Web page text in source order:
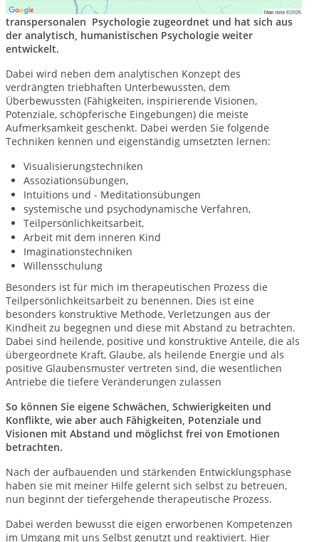
Die Psychosynthese wird der tiefenpsychologischen,
transpersonalen Psychologie zugeordnet und hat sich aus
der analytisch, humanistischen Psychologie weiter
entwickelt.
Dabei wird neben dem analytischen Konzept des
verdrängten triebhaften Unterbewussten, dem
Überbewussten (Fähigkeiten, inspirierende Visionen,
Potenziale, schöpferische Eingebungen) die meiste
Aufmerksamkeit geschenkt. Dabei werden Sie folgende
Techniken kennen und eigenständig umsetzten lernen:
Visualisierungstechniken
Assoziationsübungen,
Intuitions und - Meditationsübungen
systemische und psychodynamische Verfahren,
Teilpersönlichkeitsarbeit,
Arbeit mit dem inneren Kind
Imaginationstechniken
Willensschulung
Besonders ist für mich im therapeutischen Prozess die
Teilpersönlichkeitsarbeit zu benennen. Dies ist eine
besonders konstruktive Methode, Verletzungen aus der
Kindheit zu begegnen und diese mit Abstand zu betrachten.
Dabei sind heilende, positive und konstruktive Anteile, die als
übergeordnete Kraft, Glaube, als heilende Energie und als
positive Glaubensmuster vertreten sind, die wesentlichen
Antriebe die tiefere Veränderungen zulassen
So können Sie eigene Schwächen, Schwierigkeiten und
Konflikte, wie aber auch Fähigkeiten, Potenziale und
Visionen mit Abstand und möglichst frei von Emotionen
betrachten.
Nach der aufbauenden und stärkenden Entwicklungsphase
haben sie mit meiner Hilfe gelernt sich selbst zu betreuen,
nun beginnt der tiefergehende therapeutische Prozess.
Dabei werden bewusst die eigen erworbenen Kompetenzen
im Umgang mit uns Selbst genutzt und reaktiviert. Hier